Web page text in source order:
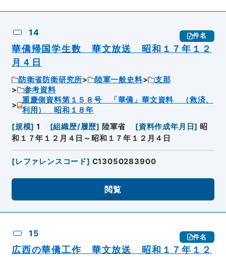
14 件名
華僑帰国学生数 華文放送 昭和１７年１２
月４日
防衛省防衛研究所 陸軍一般史料
支那
参考資料
重慶側資料第１５８号 「華僑」華文資料 （救済、
利用） 昭和１８年
[規模] 1 [組織歴/履歴] 陸軍省 [資料作成年月日] 昭
和１７年１２月４日～昭和１７年１２月４日
[レファレンスコード] C13050283900
閲覧
15 件名
広西の華僑工作 華文放送 昭和１７年１２